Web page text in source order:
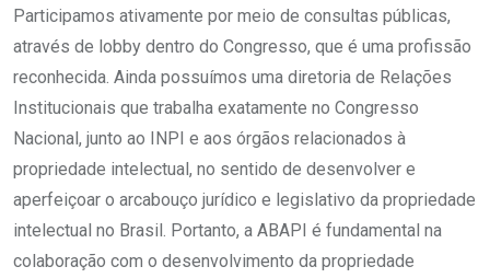
Participamos ativamente por meio de consultas públicas,
através de lobby dentro do Congresso, que é uma profissão
reconhecida. Ainda possuímos uma diretoria de Relações
Institucionais que trabalha exatamente no Congresso
Nacional, junto ao INPI e aos órgãos relacionados à
propriedade intelectual, no sentido de desenvolver e
aperfeiçoar o arcabouço jurídico e legislativo da propriedade
intelectual no Brasil. Portanto, a ABAPI é fundamental na
colaboração com o desenvolvimento da propriedade